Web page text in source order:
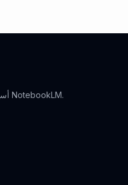
أسهل طريقة لاستيراد محتوى الويب إلى NotebookLM.